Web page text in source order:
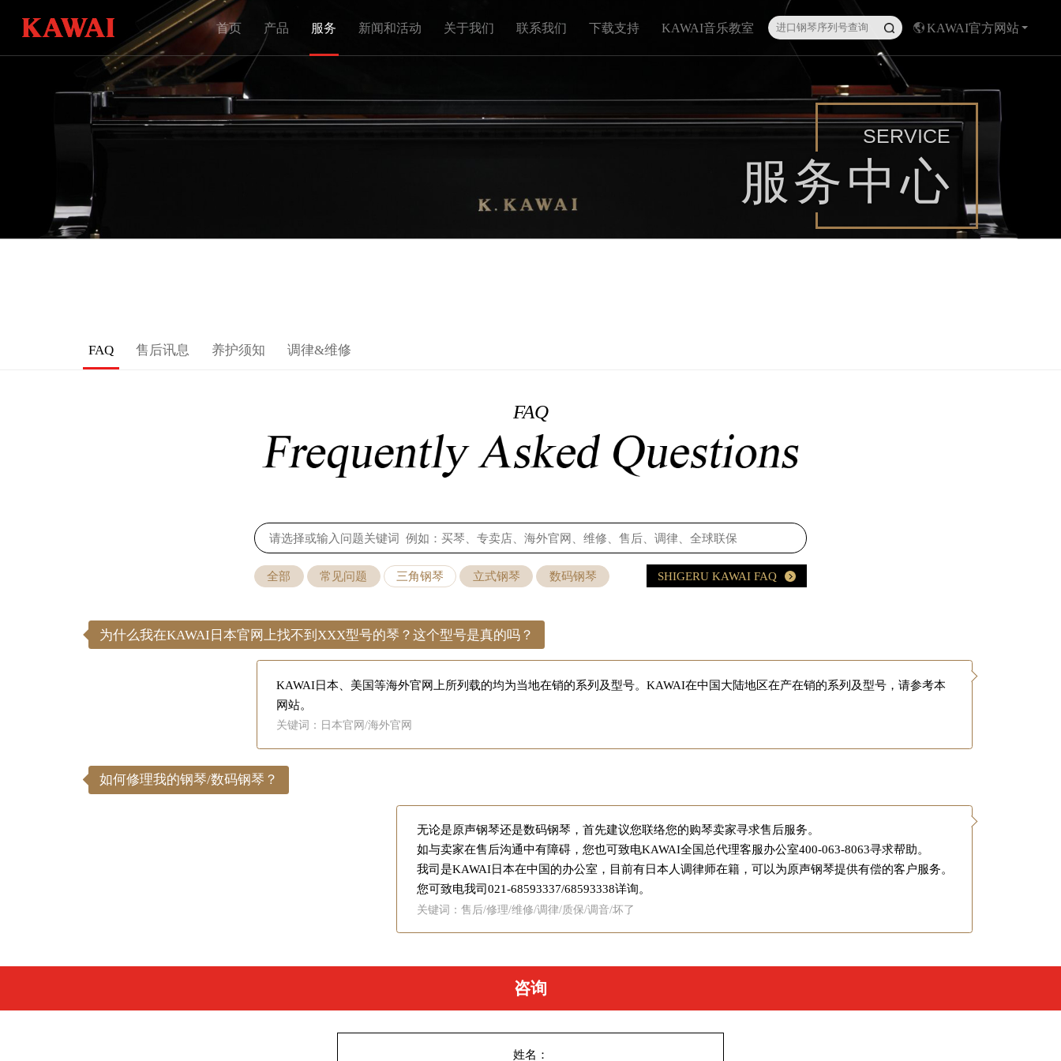
首页 产品 服务 新闻和活动 关于我们 联系我们 下载支持 KAWAI音乐教室 KAWAI官方网站
SERVICE
服务中心
FAQ 售后讯息 养护须知 调律&维修
FAQ
全部 常见问题 三角钢琴 立式钢琴 数码钢琴 SHIGERU KAWAI FAQ
为什么我在KAWAI日本官网上找不到XXX型号的琴？这个型号是真的吗？
KAWAI日本、美国等海外官网上所列载的均为当地在销的系列及型号。KAWAI在中国大陆地区在产在销的系列及型号，请参考本
网站。
关键词：日本官网/海外官网
如何修理我的钢琴/数码钢琴？
无论是原声钢琴还是数码钢琴，首先建议您联络您的购琴卖家寻求售后服务。
如与卖家在售后沟通中有障碍，您也可致电KAWAI全国总代理客服办公室400-063-8063寻求帮助。
我司是KAWAI日本在中国的办公室，目前有日本人调律师在籍，可以为原声钢琴提供有偿的客户服务。
您可致电我司021-68593337/68593338详询。
关键词：售后/修理/维修/调律/质保/调音/坏了
咨询